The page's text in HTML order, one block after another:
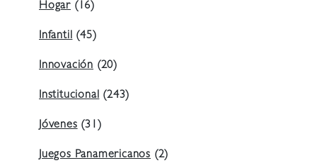
Hogar (16)
Infantil(45)
Innovación (20)
Institucional(243)
Jóvenes(31)
Juegos Panamericanos (2)